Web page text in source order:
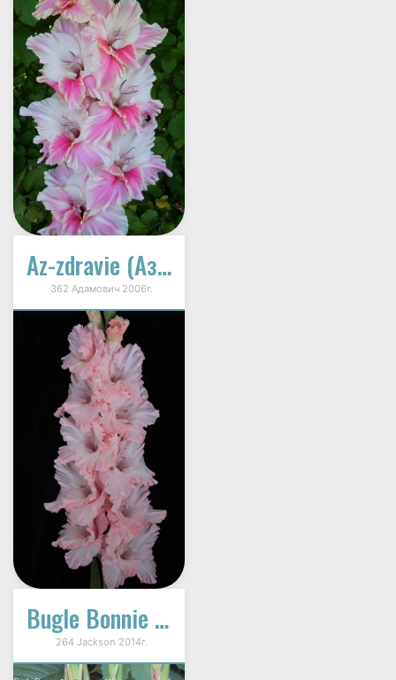
Az-zdravie (Аз-здравие)
362 Адамович 2006г.
Bugle Bonnie (Горн Бонни)
264 Jackson 2014г.